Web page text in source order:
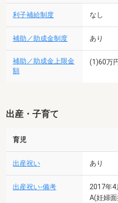
利子補給制度 なし
補助／助成金制度 あり
補助／助成金上限金
額
(1)60万
出産・子育て
育児
出産祝い あり
出産祝い-備考
2017年4
A(妊婦